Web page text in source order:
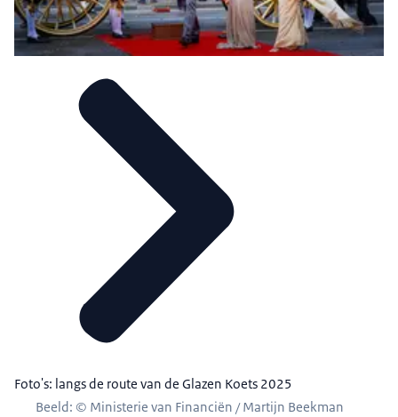
Foto's: langs de route van de Glazen Koets 2025
Beeld: © Ministerie van Financiën / Martijn Beekman